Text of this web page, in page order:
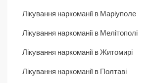
Лікування наркоманії в Маріуполе
Лікування наркоманії в Мелітополі
Лікування наркоманії в Житомирі
Лікування наркоманії в Полтаві